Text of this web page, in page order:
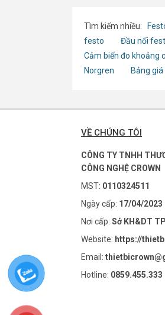
Tìm kiếm nhiều:
festo
Đầu nối
Cảm biến đo khoảng
Norgren
Bảng
VỀ CHÚNG TÔI
CÔNG TY TNHH
CÔNG NGHỆ CROWN
MST: 0110324511
Ngày cấp: 17/04/2023
Nơi cấp: Sở KH&DT
Website: https://
Email:
Hotline: 0859.455.333